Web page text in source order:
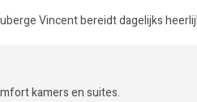
Vincent bereidt dagelijks
kamers en suites.